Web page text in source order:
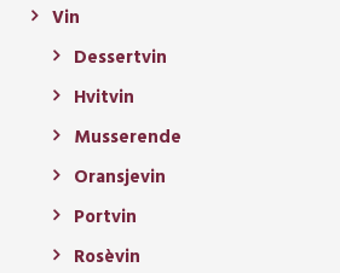
Vin
Dessertvin
Hvitvin
Musserende
Oransjevin
Portvin
Rosèvin